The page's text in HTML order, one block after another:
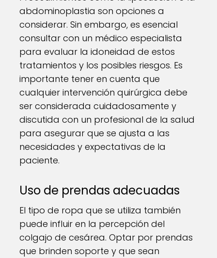
abdominoplastia son opciones a
considerar. Sin embargo, es esencial
consultar con un médico especialista
para evaluar la idoneidad de estos
tratamientos y los posibles riesgos. Es
importante tener en cuenta que
cualquier intervención quirúrgica debe
ser considerada cuidadosamente y
discutida con un profesional de la salud
para asegurar que se ajusta a las
necesidades y expectativas de la
paciente.
Uso de prendas adecuadas
El tipo de ropa que se utiliza también
puede influir en la percepción del
colgajo de cesárea. Optar por prendas
que brinden soporte y que sean